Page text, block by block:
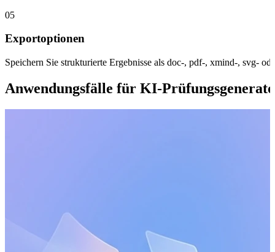
05
Exportoptionen
Speichern Sie strukturierte Ergebnisse als doc-, pdf-, xmind-, svg-
Anwendungsfälle für KI-